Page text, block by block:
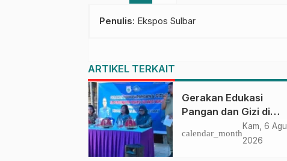
Penulis: Ekspos Sulbar
ARTIKEL TERKAIT
Gerakan Edukasi
Pangan dan Gizi di
Mamasa: Tingkatkan
Pengetahuan dan
calendar_month
Kam, 6 Agu
2026